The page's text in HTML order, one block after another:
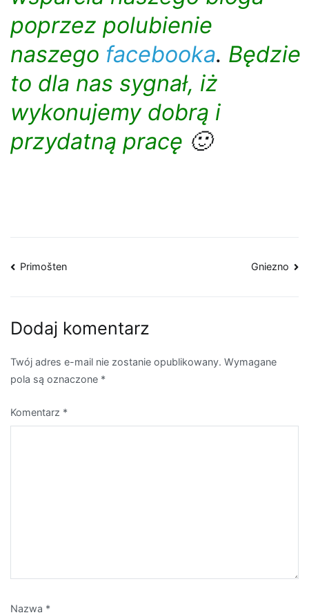
poprzez polubienie
naszego facebooka. Będzie
to dla nas sygnał, iż
wykonujemy dobrą i
przydatną pracę 🙂
Nawigacja
Primošten Gniezno
Dodaj komentarz
Twój adres e-mail nie zostanie opublikowany. Wymagane
pola są oznaczone *
Komentarz *
Nazwa *